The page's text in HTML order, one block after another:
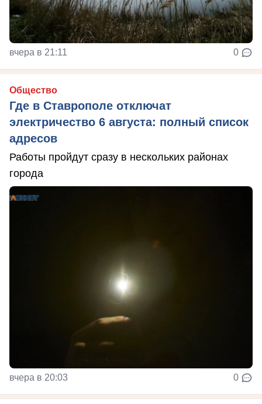
вчера в 21:11 0
Общество
Где в Ставрополе отключат
электричество 6 августа: полный список
адресов
Работы пройдут сразу в нескольких районах
города
вчера в 20:03 0